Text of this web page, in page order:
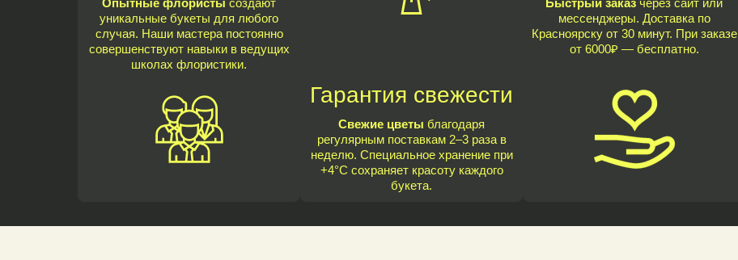
Опытные флористы создают
уникальные букеты для любого
случая. Наши мастера постоянно
совершенствуют навыки в ведущих
школах флористики.
Гарантия свежести
Свежие цветы благодаря
регулярным поставкам 2–3 раза в
неделю. Специальное хранение при
+4°C сохраняет красоту каждого
букета.
Быстрый заказ через сайт или
мессенджеры. Доставка по
Красноярску от 30 минут. При заказе
от 6000₽ — бесплатно.